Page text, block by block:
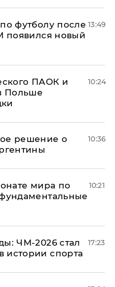
футболу после
появился новый
13:49
ПАОК и
Польше
10:24
решение о
10:36
мира по
10:21
ЧМ-2026 стал
спорта
17:23